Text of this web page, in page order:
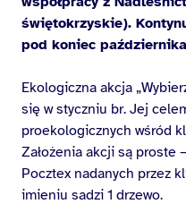
świętokrzyskie).
pod koniec
Ekologiczna akcja
się w styczniu br. Jej
proekologicznych wśród
Założenia akcji są proste
Pocztex nadanych przez
imieniu sadzi 1 drzewo.